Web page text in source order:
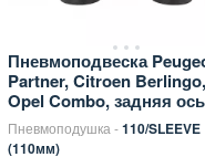
Пневмоподвеска
Partner, Citroen Berlingo,
Opel Combo, задняя ось
Пневмоподушка -110/SLEEVE
(110мм)